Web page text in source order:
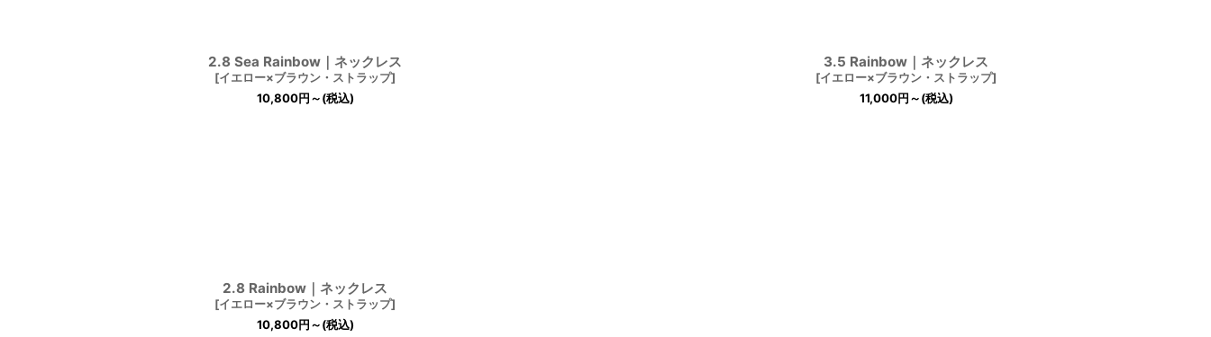
2.8 Sea Rainbow｜ネックレス
[イエロー×ブラウン・ストラップ]
10,800円～(税込)
3.5 Rainbow｜ネックレス
[イエロー×ブラウン・ストラップ]
11,000円～(税込)
2.8 Rainbow｜ネックレス
[イエロー×ブラウン・ストラップ]
10,800円～(税込)